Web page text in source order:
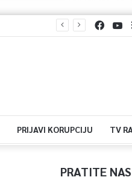
PRIJAVI KORUPCIJU TV
PRATITE